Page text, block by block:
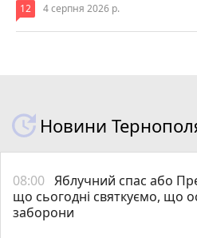
12 4 серпня 2026 р.
Новини
08:00 Яблучний спас або
що сьогодні святкуємо, що
заборони